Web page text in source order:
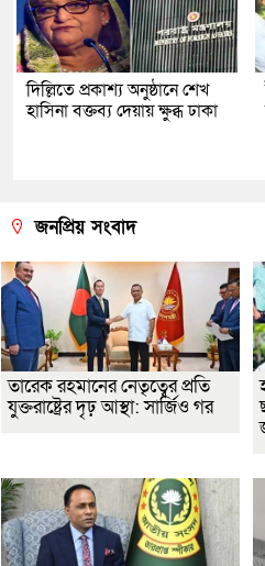
দিল্লিতে প্রকাশ্য অনুষ্ঠানে শেখ
হাসিনা বক্তব্য দেয়ায় ক্ষুব্ধ ঢাকা
জনপ্রিয় সংবাদ
তারেক রহমানের নেতৃত্বের প্রতি
যুক্তরাষ্ট্রের দৃঢ় আস্থা: সার্জিও গর